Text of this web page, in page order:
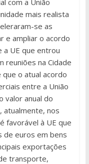
com a União
mais realista
se as
e ampliar o acordo
a UE que entrou
reuniões na Cidade
o atual acordo
entre a União
valor anual do
atualmente, nos
favorável à UE que
de euros em bens
exportações
transporte,